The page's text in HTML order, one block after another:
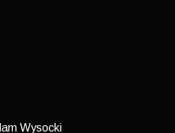
Wysocki